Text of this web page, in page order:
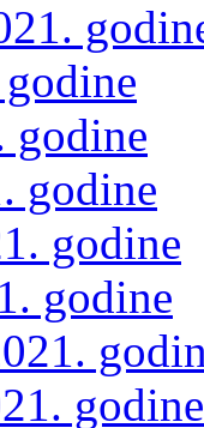
godine
godine
godine
godine
godine